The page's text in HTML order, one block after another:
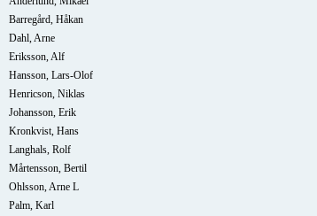
Barregård, Håkan
Dahl, Arne
Eriksson, Alf
Hansson, Lars-Olof
Henricson, Niklas
Johansson, Erik
Kronkvist, Hans
Langhals, Rolf
Mårtensson, Bertil
Ohlsson, Arne L
Palm, Karl